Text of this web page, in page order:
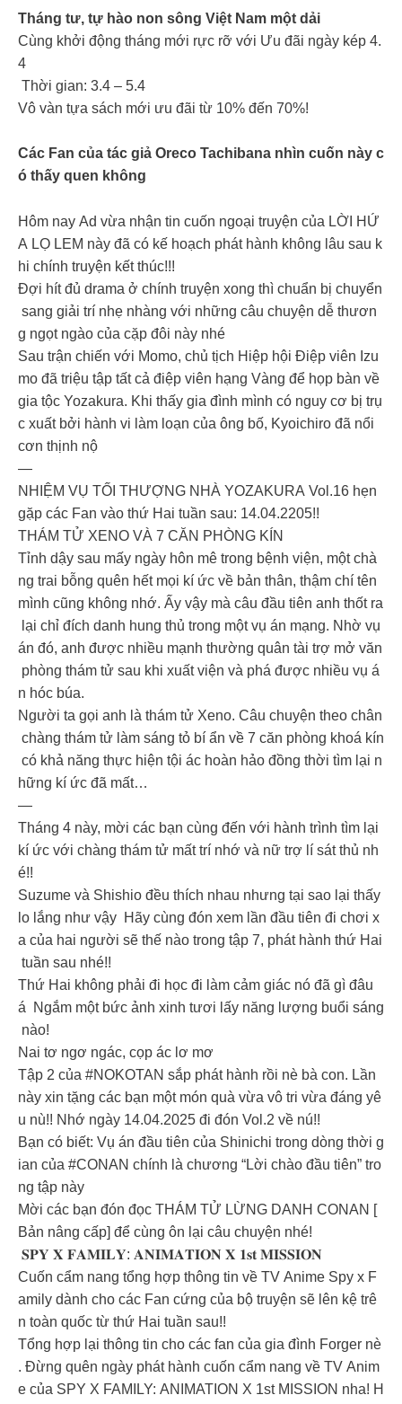
Tháng tư, tự hào non sông Việt Nam một dải
Cùng khởi động tháng mới rực rỡ với Ưu đãi ngày kép 4.
4
Thời gian: 3.4 – 5.4
Vô vàn tựa sách mới ưu đãi từ 10% đến 70%!
Các Fan của tác giả Oreco Tachibana nhìn cuốn này c
ó thấy quen không
Hôm nay Ad vừa nhận tin cuốn ngoại truyện của LỜI HỨ
A LỌ LEM này đã có kế hoạch phát hành không lâu sau k
hi chính truyện kết thúc!!!
Đợi hít đủ drama ở chính truyện xong thì chuẩn bị chuyển
sang giải trí nhẹ nhàng với những câu chuyện dễ thươn
g ngọt ngào của cặp đôi này nhé
Sau trận chiến với Momo, chủ tịch Hiệp hội Điệp viên Izu
mo đã triệu tập tất cả điệp viên hạng Vàng để họp bàn về
gia tộc Yozakura. Khi thấy gia đình mình có nguy cơ bị trụ
c xuất bởi hành vi làm loạn của ông bố, Kyoichiro đã nổi
cơn thịnh nộ
—
NHIỆM VỤ TỐI THƯỢNG NHÀ YOZAKURA Vol.16 hẹn
gặp các Fan vào thứ Hai tuần sau: 14.04.2205!!
THÁM TỬ XENO VÀ 7 CĂN PHÒNG KÍN
Tỉnh dậy sau mấy ngày hôn mê trong bệnh viện, một chà
ng trai bỗng quên hết mọi kí ức về bản thân, thậm chí tên
mình cũng không nhớ. Ấy vậy mà câu đầu tiên anh thốt ra
lại chỉ đích danh hung thủ trong một vụ án mạng. Nhờ vụ
án đó, anh được nhiều mạnh thường quân tài trợ mở văn
phòng thám tử sau khi xuất viện và phá được nhiều vụ á
n hóc búa.
Người ta gọi anh là thám tử Xeno. Câu chuyện theo chân
chàng thám tử làm sáng tỏ bí ẩn về 7 căn phòng khoá kín
có khả năng thực hiện tội ác hoàn hảo đồng thời tìm lại n
hững kí ức đã mất…
—
Tháng 4 này, mời các bạn cùng đến với hành trình tìm lại
kí ức với chàng thám tử mất trí nhớ và nữ trợ lí sát thủ nh
é!!
Suzume và Shishio đều thích nhau nhưng tại sao lại thấy
lo lắng như vậy Hãy cùng đón xem lần đầu tiên đi chơi x
a của hai người sẽ thế nào trong tập 7, phát hành thứ Hai
tuần sau nhé!!
Thứ Hai không phải đi học đi làm cảm giác nó đã gì đâu
á Ngắm một bức ảnh xinh tươi lấy năng lượng buổi sáng
nào!
Nai tơ ngơ ngác, cọp ác lơ mơ
Tập 2 của #NOKOTAN sắp phát hành rồi nè bà con. Lần
này xin tặng các bạn một món quà vừa vô tri vừa đáng yê
u nù!! Nhớ ngày 14.04.2025 đi đón Vol.2 về nú!!
Bạn có biết: Vụ án đầu tiên của Shinichi trong dòng thời g
ian của #CONAN chính là chương “Lời chào đầu tiên” tro
ng tập này
Mời các bạn đón đọc THÁM TỬ LỪNG DANH CONAN [
Bản nâng cấp] để cùng ôn lại câu chuyện nhé!
𝐒𝐏𝐘 𝐗 𝐅𝐀𝐌𝐈𝐋𝐘: 𝐀𝐍𝐈𝐌𝐀𝐓𝐈𝐎𝐍 𝐗 𝟏𝐬𝐭 𝐌𝐈𝐒𝐒𝐈𝐎𝐍
Cuốn cẩm nang tổng hợp thông tin về TV Anime Spy x F
amily dành cho các Fan cứng của bộ truyện sẽ lên kệ trê
n toàn quốc từ thứ Hai tuần sau!!
Tổng hợp lại thông tin cho các fan của gia đình Forger nè
. Đừng quên ngày phát hành cuốn cẩm nang về TV Anim
e của SPY X FAMILY: ANIMATION X 1st MISSION nha! H